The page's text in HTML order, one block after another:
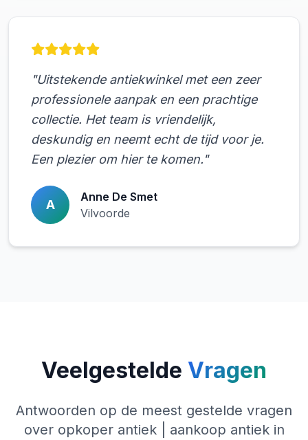
"Uitstekende antiekwinkel met een zeer
professionele aanpak en een prachtige
collectie. Het team is vriendelijk,
deskundig en neemt echt de tijd voor je.
Een plezier om hier te komen."
A
Anne De Smet
Vilvoorde
Veelgestelde Vragen
Antwoorden op de meest gestelde vragen
over opkoper antiek | aankoop antiek in